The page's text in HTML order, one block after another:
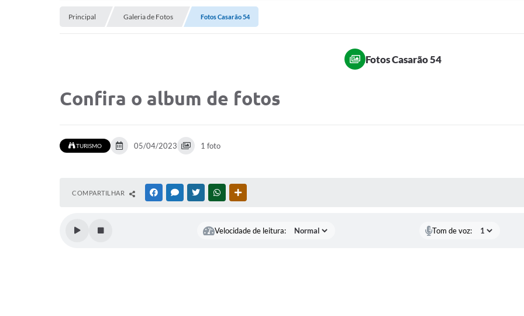
Principal Galeria de Fotos Fotos Casarão 54
Fotos Casarão 54
Confira o album de fotos
TURISMO 05/04/2023 1 foto
COMPARTILHAR FACEBOOKMESSENGER
TWITTERWHATSAPP
Velocidade de leitura: Tom de voz: